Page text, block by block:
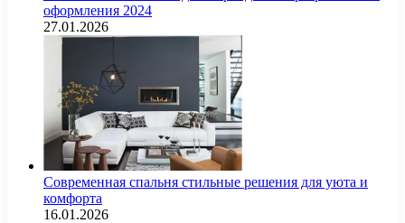
оформления 2024
27.01.2026
Современная спальня стильные решения для уюта и
комфорта
16.01.2026